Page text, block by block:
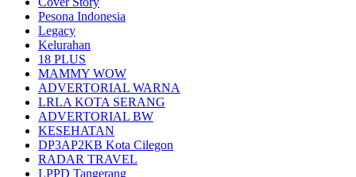
Pesona Indonesia
Legacy
Kelurahan
18 PLUS
MAMMY WOW
ADVERTORIAL WARNA
LRLA KOTA SERANG
ADVERTORIAL BW
KESEHATAN
DP3AP2KB Kota Cilegon
RADAR TRAVEL
LPPD Tangerang